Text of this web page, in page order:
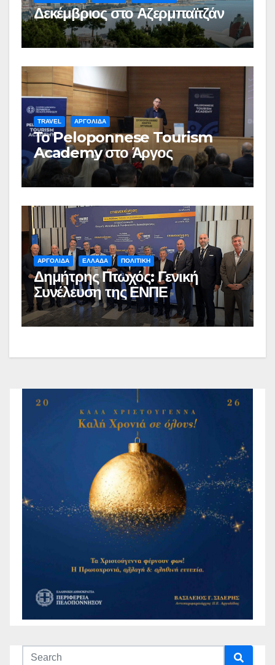
Δεκέμβριος στο Αζερμπαϊτζάν
TRAVEL ΑΡΓΟΛΙΔΑ
Το Peloponnese Tourism
Academy στο Άργος
ΑΡΓΟΛΙΔΑ ΕΛΛΑΔΑ ΠΟΛΙΤΙΚΗ
Δημήτρης Πτωχός: Γενική
Συνέλευση της ΕΝΠΕ